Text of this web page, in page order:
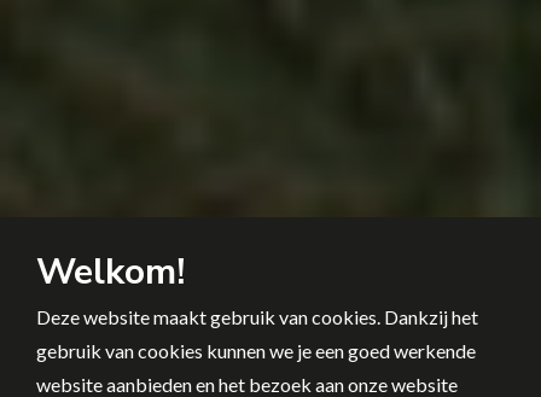
Welkom!
Deze website maakt gebruik van cookies. Dankzij het
gebruik van cookies kunnen we je een goed werkende
website aanbieden en het bezoek aan onze website